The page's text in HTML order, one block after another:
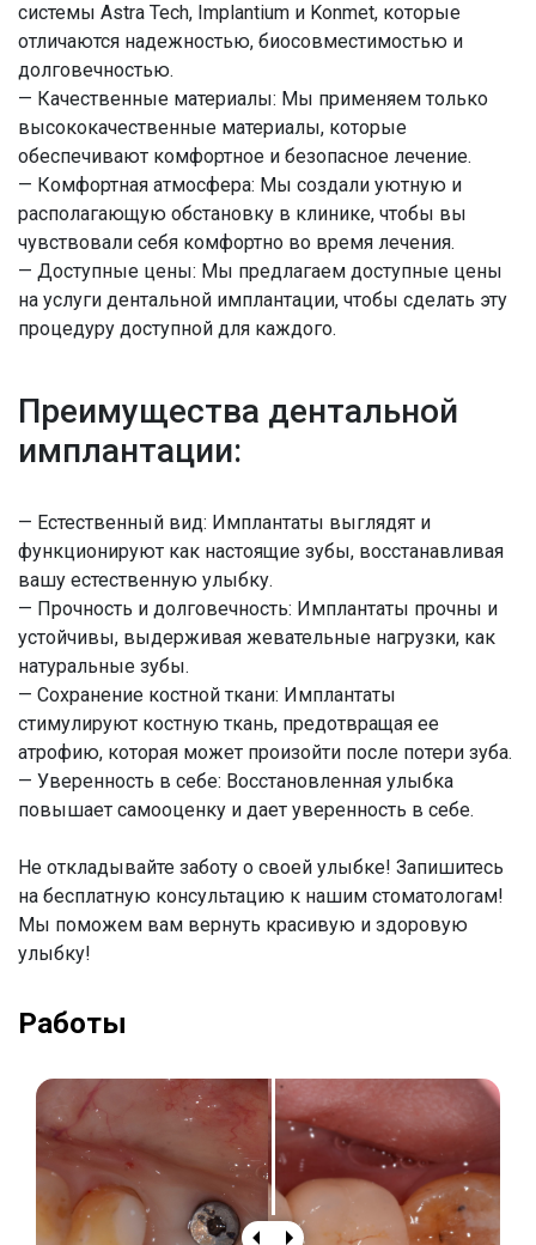
системы Astra Tech, Implantium и Konmet, которые
отличаются надежностью, биосовместимостью и
долговечностью.
— Качественные материалы: Мы применяем только
высококачественные материалы, которые
обеспечивают комфортное и безопасное лечение.
— Комфортная атмосфера: Мы создали уютную и
располагающую обстановку в клинике, чтобы вы
чувствовали себя комфортно во время лечения.
— Доступные цены: Мы предлагаем доступные цены
на услуги дентальной имплантации, чтобы сделать эту
процедуру доступной для каждого.
Преимущества дентальной
имплантации:
— Естественный вид: Имплантаты выглядят и
функционируют как настоящие зубы, восстанавливая
вашу естественную улыбку.
— Прочность и долговечность: Имплантаты прочны и
устойчивы, выдерживая жевательные нагрузки, как
натуральные зубы.
— Сохранение костной ткани: Имплантаты
стимулируют костную ткань, предотвращая ее
атрофию, которая может произойти после потери зуба.
— Уверенность в себе: Восстановленная улыбка
повышает самооценку и дает уверенность в себе.
Не откладывайте заботу о своей улыбке! Запишитесь
на бесплатную консультацию к нашим стоматологам!
Мы поможем вам вернуть красивую и здоровую
улыбку!
Работы